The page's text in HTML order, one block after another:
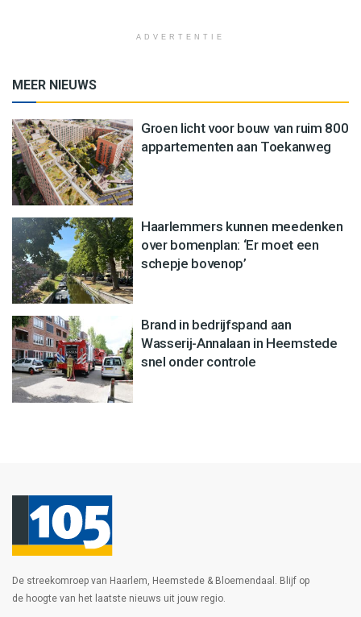
ADVERTENTIE
MEER NIEUWS
Groen licht voor bouw van ruim 800
appartementen aan Toekanweg
Haarlemmers kunnen meedenken
over bomenplan: ‘Er moet een
schepje bovenop’
Brand in bedrijfspand aan
Wasserij-Annalaan in Heemstede
snel onder controle
De streekomroep van Haarlem, Heemstede & Bloemendaal. Blijf op
de hoogte van het laatste nieuws uit jouw regio.